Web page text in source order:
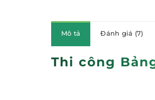
Mô tả Đánh giá (7)
Thi công